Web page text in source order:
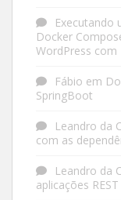
Executando
Docker
WordPress
Fábio em
SpringBoot
Leandro da
com as
Leandro da
aplicações